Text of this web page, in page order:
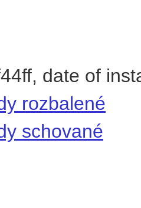
date of
rozbalené
schované